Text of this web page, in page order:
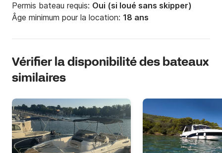
Permis bateau requis: Oui (si loué sans skipper)
Âge minimum pour la location: 18 ans
Vérifier la disponibilité des bateaux
similaires